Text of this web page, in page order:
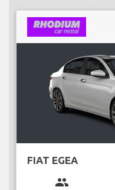
FIAT EGEA
group